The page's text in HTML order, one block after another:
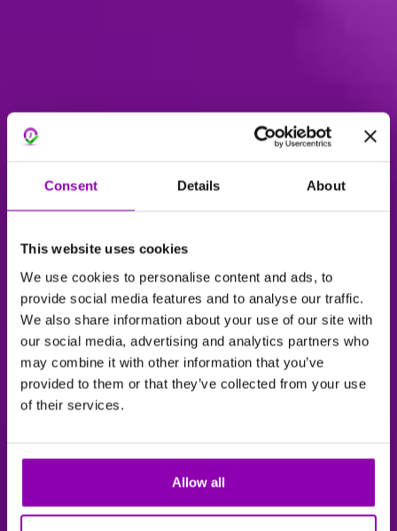
Consent Details About
This website uses cookies
We use cookies to personalise content and ads, to
provide social media features and to analyse our traffic.
We also share information about your use of our site with
our social media, advertising and analytics partners who
may combine it with other information that you’ve
provided to them or that they’ve collected from your use
of their services.
Allow all